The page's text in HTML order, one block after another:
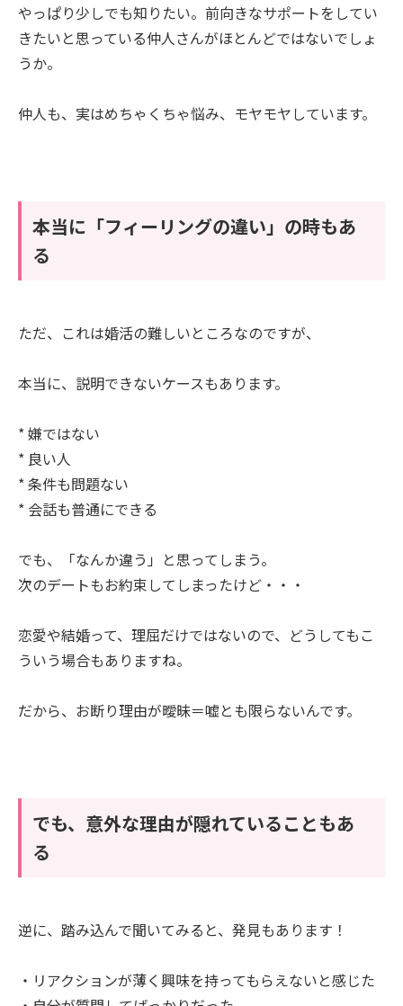
やっぱり少しでも知りたい。前向きなサポートをしてい
きたいと思っている仲人さんがほとんどではないでしょ
うか。
仲人も、実はめちゃくちゃ悩み、モヤモヤしています。
本当に「フィーリングの違い」の時もあ
る
ただ、これは婚活の難しいところなのですが、
本当に、説明できないケースもあります。
* 嫌ではない
* 良い人
* 条件も問題ない
* 会話も普通にできる
でも、「なんか違う」と思ってしまう。
次のデートもお約束してしまったけど・・・
恋愛や結婚って、理屈だけではないので、どうしてもこ
ういう場合もありますね。
だから、お断り理由が曖昧＝嘘とも限らないんです。
でも、意外な理由が隠れていることもあ
る
逆に、踏み込んで聞いてみると、発見もあります！
・リアクションが薄く興味を持ってもらえないと感じた